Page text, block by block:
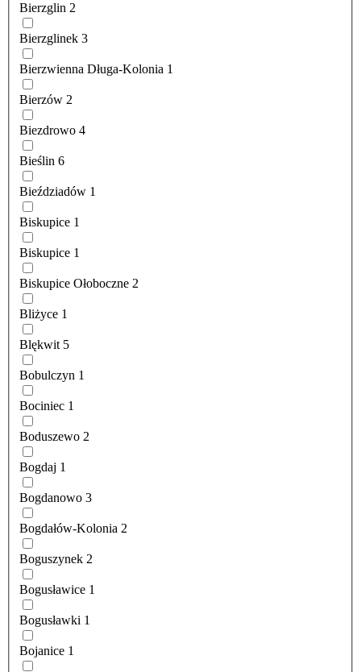
Bierzglin 2
Bierzglinek 3
Bierzwienna Długa-Kolonia 1
Bierzów 2
Biezdrowo 4
Bieślin 6
Bieździadów 1
Biskupice 1
Biskupice 1
Biskupice Ołoboczne 2
Bliżyce 1
Blękwit 5
Bobulczyn 1
Bociniec 1
Boduszewo 2
Bogdaj 1
Bogdanowo 3
Bogdałów-Kolonia 2
Boguszynek 2
Bogusławice 1
Bogusławki 1
Bojanice 1